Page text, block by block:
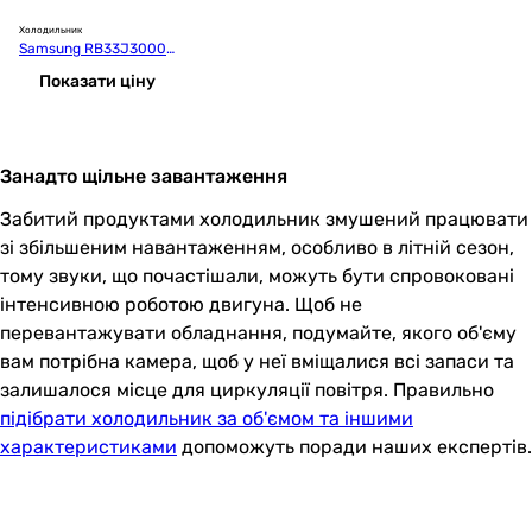
Холодильник
Samsung RB33J3000
Показати ціну
Занадто щільне завантаження
Забитий продуктами холодильник змушений працювати
зі збільшеним навантаженням, особливо в літній сезон,
тому звуки, що почастішали, можуть бути спровоковані
інтенсивною роботою двигуна. Щоб не
перевантажувати обладнання, подумайте, якого об'єму
вам потрібна камера, щоб у неї вміщалися всі запаси та
залишалося місце для циркуляції повітря. Правильно
підібрати холодильник за об'ємом та іншими
характеристиками допоможуть поради наших експертів.